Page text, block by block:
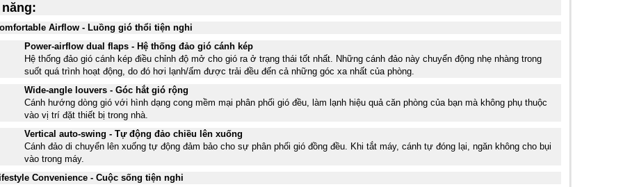
Airflow - Luồng gió thổi tiện nghi
Power-airflow dual flaps - Hệ thống đảo gió cánh kép
Hệ thống đảo gió cánh kép điều chỉnh độ mở cho gió ra ở trạng thái tốt nhất. Những cánh đảo này chuyển động nhẹ nhàng trong
suốt quá trình hoạt động, do đó hơi lạnh/ấm được trải đều đến cả những góc xa nhất của phòng.
Wide-angle louvers - Góc hắt gió rộng
Cánh hướng dòng gió với hình dạng cong mềm mại phân phối gió đều, làm lạnh hiệu quả căn phòng của bạn mà không phụ thuộc
vào vị trí đặt thiết bị trong nhà.
Vertical auto-swing - Tự động đảo chiều lên xuống
Cánh đảo di chuyển lên xuống tự động đảm bảo cho sự phân phối gió đồng đều. Khi tắt máy, cánh tự đóng lại, ngăn không cho bụi
vào trong máy.
Convenience - Cuộc sống tiện nghi